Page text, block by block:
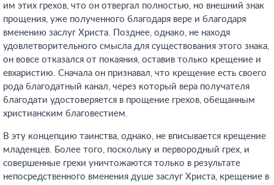
им этих грехов, что он отвергал полностью, но внешний знак
прощения, уже полученного благодаря вере и благодаря
вменению заслуг Христа. Позднее, однако, не находя
удовлетворительного смысла для существования этого знака,
он вовсе отказался от покаяния, оставив только крещение и
евхаристию. Сначала он признавал, что крещение есть своего
рода благодатный канал, через который вера получателя
благодати удостоверяется в прощение грехов, обещанным
христианским благовестием.
В эту концепцию таинства, однако, не вписывается крещение
младенцев. Более того, поскольку и первородный грех, и
совершенные грехи уничтожаются только в результате
непосредственного вменения душе заслуг Христа, крещение в